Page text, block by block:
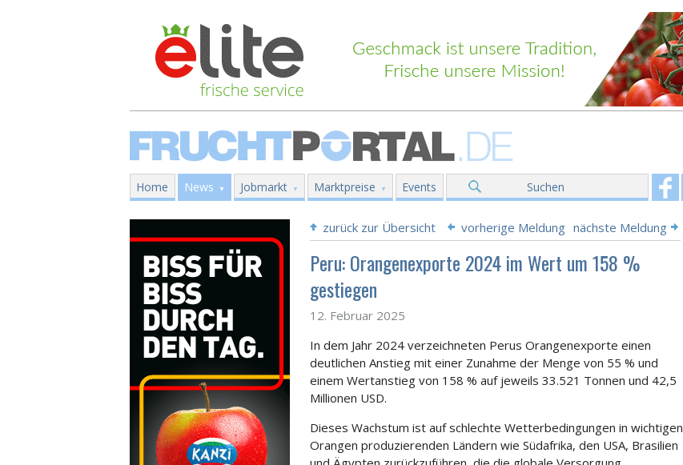
Home News Jobmarkt Marktpreise Events Suchen
zurück zur Übersicht vorherige Meldung nächste Meldung
Peru: Orangenexporte 2024 im Wert um 158 %
gestiegen
12. Februar 2025
In dem Jahr 2024 verzeichneten Perus Orangenexporte einen
deutlichen Anstieg mit einer Zunahme der Menge von 55 % und
einem Wertanstieg von 158 % auf jeweils 33.521 Tonnen und 42,5
Millionen USD.
Dieses Wachstum ist auf schlechte Wetterbedingungen in wichtigen
Orangen produzierenden Ländern wie Südafrika, den USA, Brasilien